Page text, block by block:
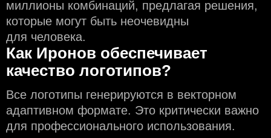
миллионы комбинаций, предлагая решения,
которые могут быть неочевидны
для человека.
Как Иронов обеспечивает
качество логотипов?
Все логотипы генерируются в векторном
адаптивном формате. Это критически важно
для профессионального использования.